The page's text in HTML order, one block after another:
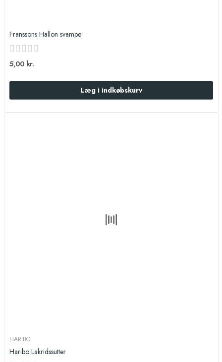
Franssons Hallon svampe
5,00 kr.
Læg i indkøbskurv
HARIBO
Haribo Lakridssutter